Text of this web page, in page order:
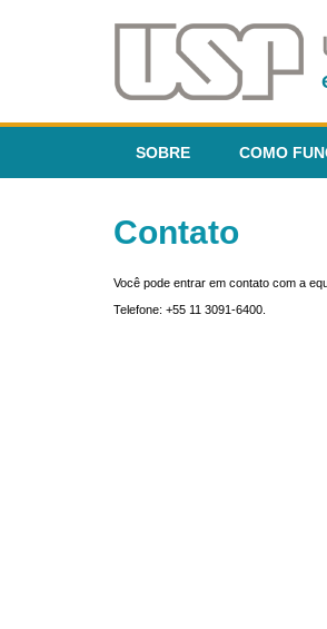
SOBRE COMO
Contato
Você pode entrar em contato com a
Telefone: +55 11 3091-6400.